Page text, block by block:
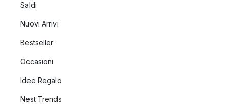
Saldi
Nuovi Arrivi
Bestseller
Occasioni
Idee Regalo
Nest Trends